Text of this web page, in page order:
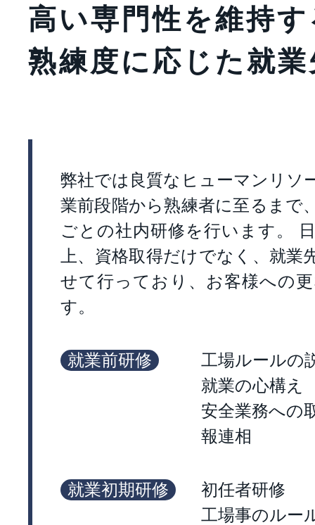
高い専門性を維持
熟練度に応じた就
弊社では良質なヒューマンリソ
業前段階から熟練者に至るまで
ごとの社内研修を行います。
上、資格取得だけでなく、就
せて行っており、お客様への
す。
就業前研修
工場ルールの
就業の心構え
安全業務への
報連相
就業初期研修
初任者研修
工場事のルー